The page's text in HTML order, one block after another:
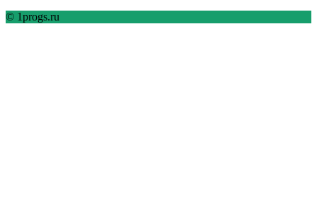
© 1progs.ru